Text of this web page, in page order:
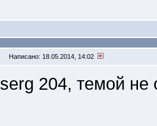
Написано: 18.05.2014, 14:02
serg 204, темой